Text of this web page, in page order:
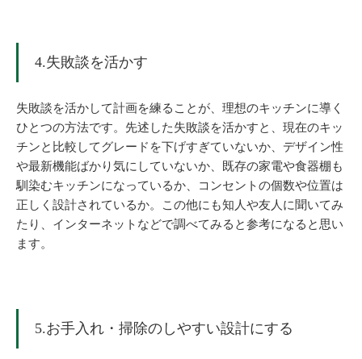
4.失敗談を活かす
失敗談を活かして計画を練ることが、理想のキッチンに導く
ひとつの方法です。先述した失敗談を活かすと、現在のキッ
チンと比較してグレードを下げすぎていないか、デザイン性
や最新機能ばかり気にしていないか、既存の家電や食器棚も
馴染むキッチンになっているか、コンセントの個数や位置は
正しく設計されているか。この他にも知人や友人に聞いてみ
たり、インターネットなどで調べてみると参考になると思い
ます。
5.お手入れ・掃除のしやすい設計にする